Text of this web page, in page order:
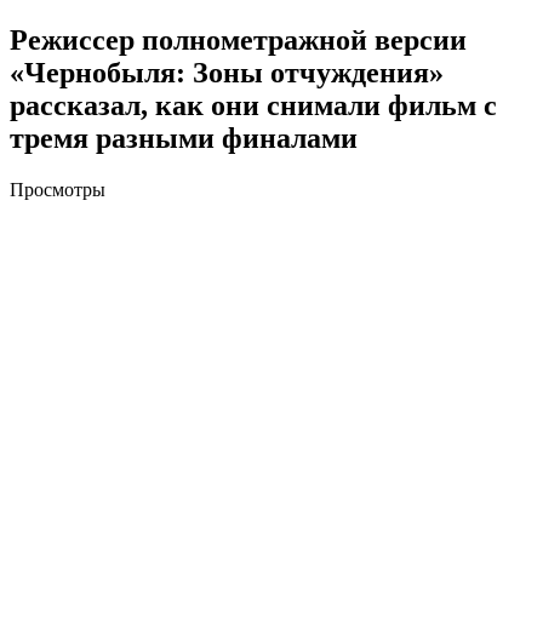
Режиссер полнометражной версии
«Чернобыля: Зоны отчуждения»
рассказал, как они снимали фильм с
тремя разными финалами
Просмотры